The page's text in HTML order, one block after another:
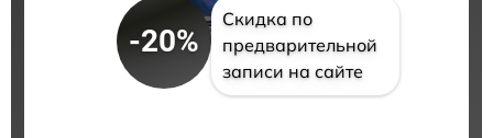
-20%
Скидка по
предварительной
записи на сайте